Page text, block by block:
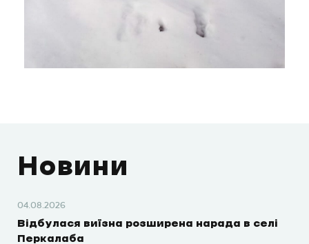
Новини
04.08.2026
Відбулася виїзна розширена нарада в селі
Перкалаба